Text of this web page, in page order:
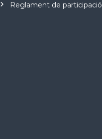
Reglament de participació